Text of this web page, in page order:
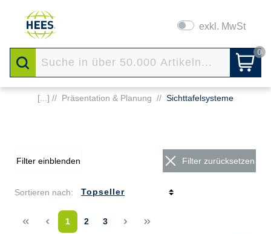
exkl. MwSt
0
[...] // Präsentation & Planung // Sichttafelsysteme
Filter einblenden Filter zurücksetzen
Sortieren nach:
<< < 1 2 3 > >>